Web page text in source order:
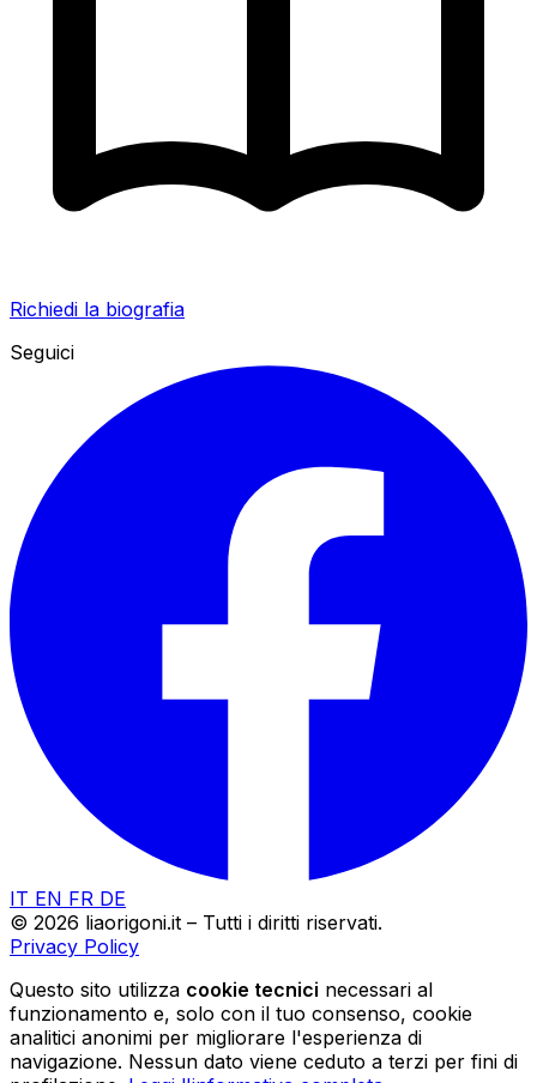
Richiedi la biografia
Seguici
IT EN FR DE
© 2026 liaorigoni.it – Tutti i diritti riservati.
Privacy Policy
Questo sito utilizza cookie tecnici necessari al
funzionamento e, solo con il tuo consenso, cookie
analitici anonimi per migliorare l'esperienza di
navigazione. Nessun dato viene ceduto a terzi per fini di